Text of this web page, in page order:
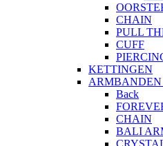
CHAIN
PULL
CUFF
KETTINGEN
ARMBANDEN
Back
CHAIN
BALI